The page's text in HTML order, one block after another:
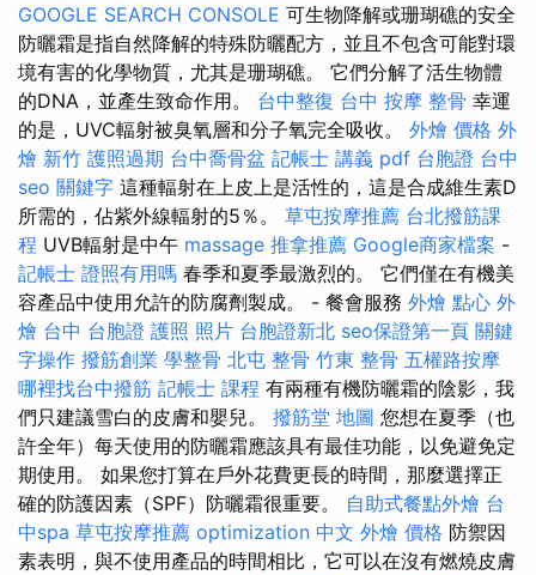
GOOGLE SEARCH CONSOLE 可生物降解或珊瑚礁的安全
防曬霜是指自然降解的特殊防曬配方，並且不包含可能對環
境有害的化學物質，尤其是珊瑚礁。 它們分解了活生物體
的DNA，並產生致命作用。 台中整復 台中 按摩 整骨 幸運
的是，UVC輻射被臭氧層和分子氧完全吸收。 外燴 價格 外
燴 新竹 護照過期 台中喬骨盆 記帳士 講義 pdf 台胞證 台中
seo 關鍵字 這種輻射在上皮上是活性的，這是合成維生素D
所需的，佔紫外線輻射的5％。 草屯按摩推薦 台北撥筋課
程 UVB輻射是中午 massage 推拿推薦 Google商家檔案 -
記帳士 證照有用嗎 春季和夏季最激烈的。 它們僅在有機美
容產品中使用允許的防腐劑製成。 - 餐會服務 外燴 點心 外
燴 台中 台胞證 護照 照片 台胞證新北 seo保證第一頁 關鍵
字操作 撥筋創業 學整骨 北屯 整骨 竹東 整骨 五權路按摩
哪裡找台中撥筋 記帳士 課程 有兩種有機防曬霜的陰影，我
們只建議雪白的皮膚和嬰兒。 撥筋堂 地圖 您想在夏季（也
許全年）每天使用的防曬霜應該具有最佳功能，以免避免定
期使用。 如果您打算在戶外花費更長的時間，那麼選擇正
確的防護因素（SPF）防曬霜很重要。 自助式餐點外燴 台
中spa 草屯按摩推薦 optimization 中文 外燴 價格 防禦因
素表明，與不使用產品的時間相比，它可以在沒有燃燒皮膚